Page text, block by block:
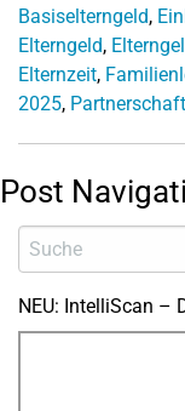
Basiselterngeld,
Elterngeld,
Elternzeit,
2025,
Post
NEU: IntelliScan –